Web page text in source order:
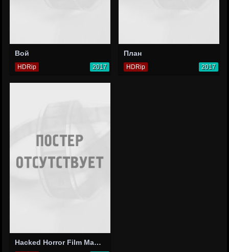
Вой
HDRip 2017
План
HDRip 2017
Hacked Horror Film Massacre